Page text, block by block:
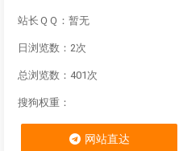
站长ＱＱ：暂无
日浏览数：2次
总浏览数：401次
搜狗权重：
网站直达